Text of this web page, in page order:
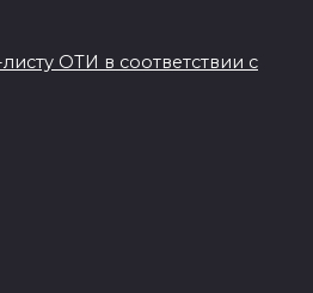
ОТИ в соответствии с